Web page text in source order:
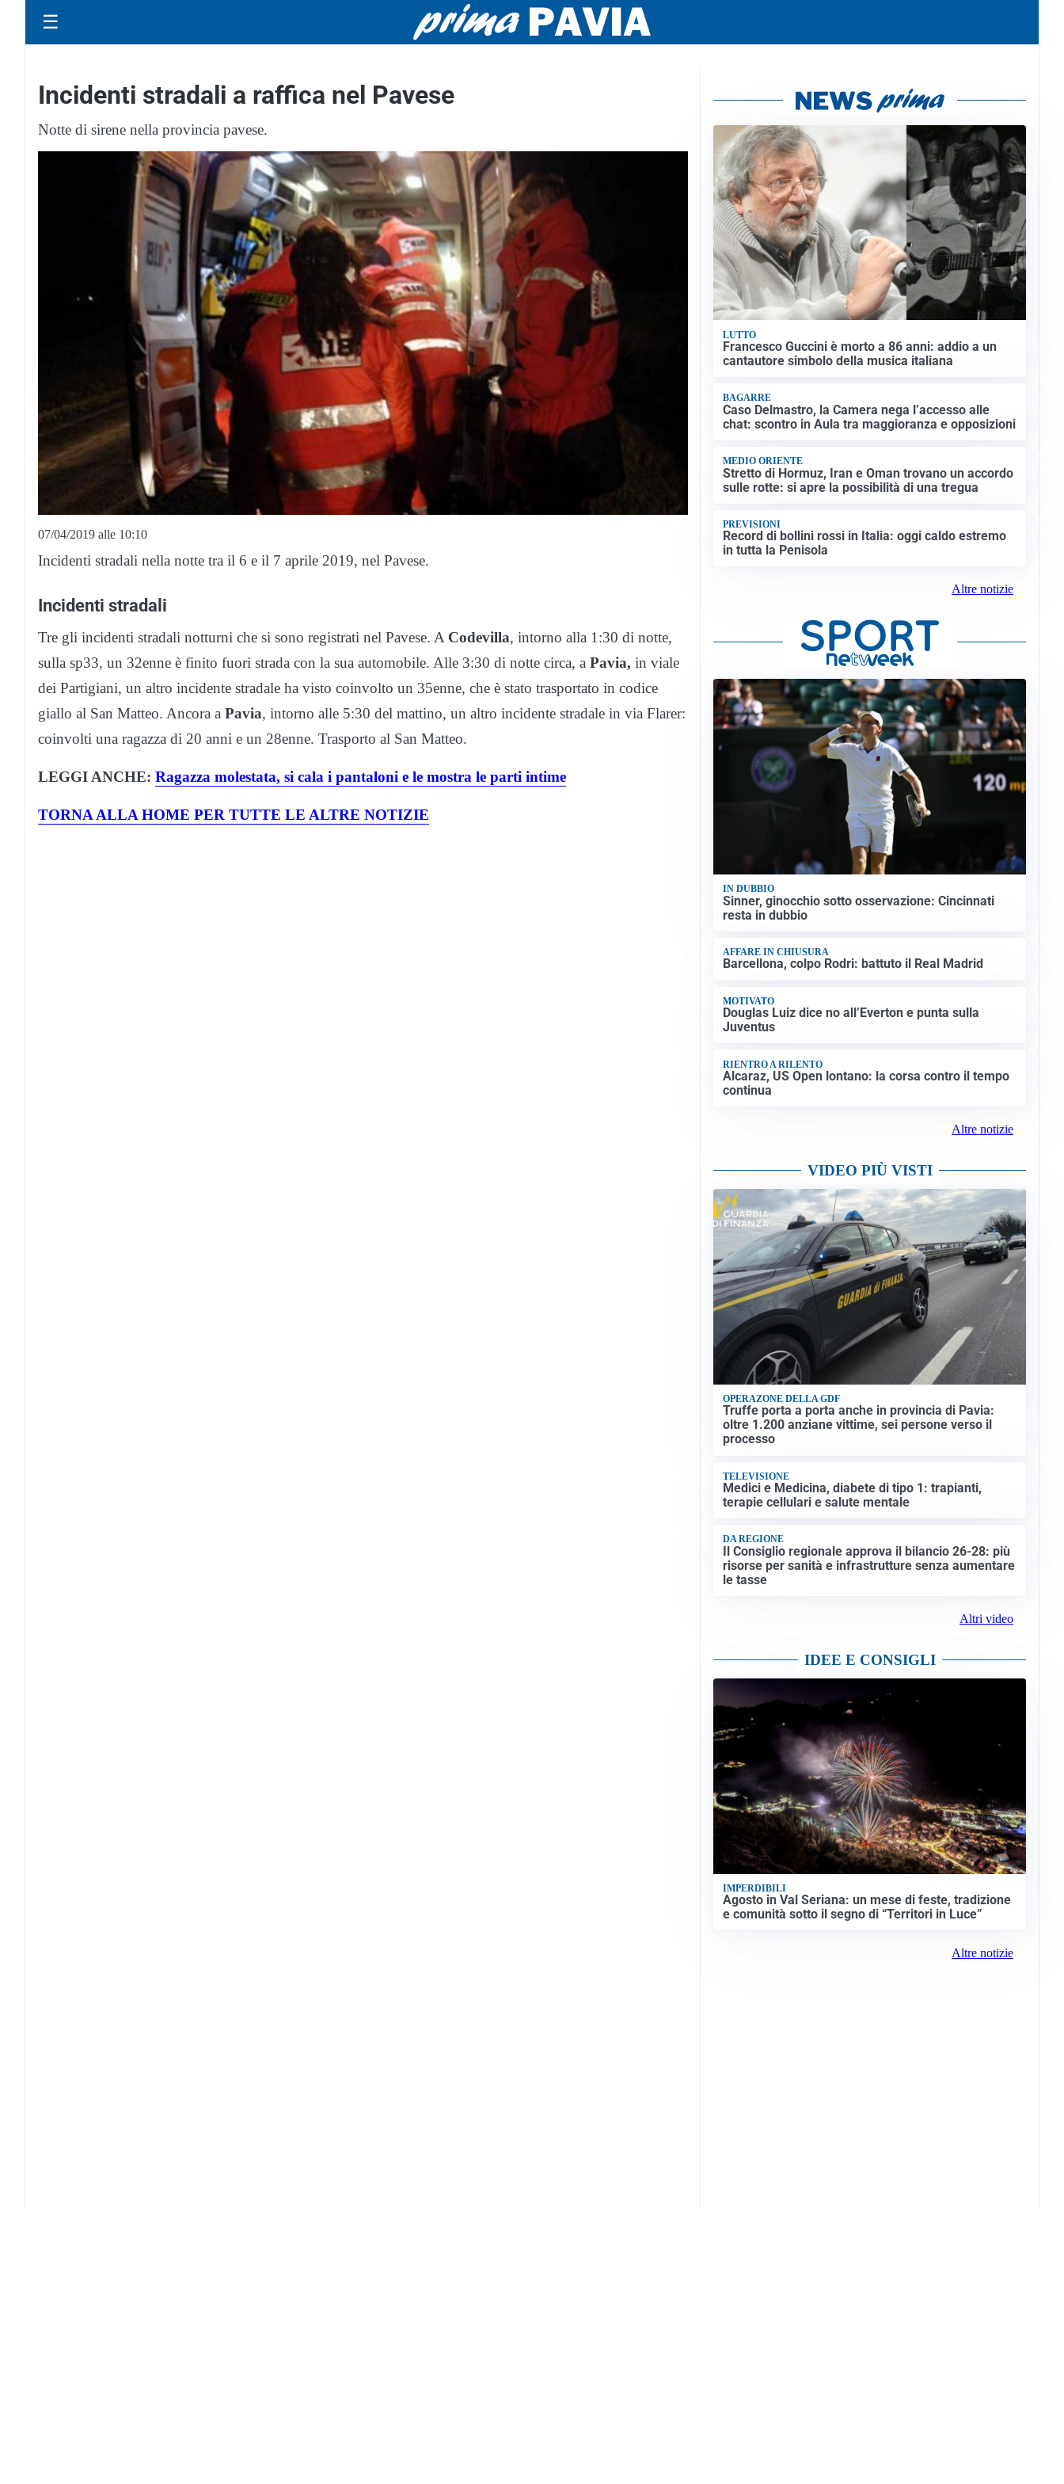
☰
Incidenti stradali a raffica nel Pavese
Notte di sirene nella provincia pavese.
07/04/2019 alle 10:10
Incidenti stradali nella notte tra il 6 e il 7 aprile 2019, nel Pavese.
Incidenti stradali
Tre gli incidenti stradali notturni che si sono registrati nel Pavese. A Codevilla, intorno alla 1:30 di notte,
sulla sp33, un 32enne è finito fuori strada con la sua automobile. Alle 3:30 di notte circa, a Pavia, in viale
dei Partigiani, un altro incidente stradale ha visto coinvolto un 35enne, che è stato trasportato in codice
giallo al San Matteo. Ancora a Pavia, intorno alle 5:30 del mattino, un altro incidente stradale in via Flarer:
coinvolti una ragazza di 20 anni e un 28enne. Trasporto al San Matteo.
LEGGI ANCHE: Ragazza molestata, si cala i pantaloni e le mostra le parti intime
TORNA ALLA HOME PER TUTTE LE ALTRE NOTIZIE
LUTTO
Francesco Guccini è morto a 86 anni: addio a un
cantautore simbolo della musica italiana
BAGARRE
Caso Delmastro, la Camera nega l’accesso alle
chat: scontro in Aula tra maggioranza e opposizioni
MEDIO ORIENTE
Stretto di Hormuz, Iran e Oman trovano un accordo
sulle rotte: si apre la possibilità di una tregua
PREVISIONI
Record di bollini rossi in Italia: oggi caldo estremo
in tutta la Penisola
Altre notizie
IN DUBBIO
Sinner, ginocchio sotto osservazione: Cincinnati
resta in dubbio
AFFARE IN CHIUSURA
Barcellona, colpo Rodri: battuto il Real Madrid
MOTIVATO
Douglas Luiz dice no all’Everton e punta sulla
Juventus
RIENTRO A RILENTO
Alcaraz, US Open lontano: la corsa contro il tempo
continua
Altre notizie
VIDEO PIÙ VISTI
OPERAZONE DELLA GDF
Truffe porta a porta anche in provincia di Pavia:
oltre 1.200 anziane vittime, sei persone verso il
processo
TELEVISIONE
Medici e Medicina, diabete di tipo 1: trapianti,
terapie cellulari e salute mentale
DA REGIONE
Il Consiglio regionale approva il bilancio 26-28: più
risorse per sanità e infrastrutture senza aumentare
le tasse
Altri video
IDEE E CONSIGLI
IMPERDIBILI
Agosto in Val Seriana: un mese di feste, tradizione
e comunità sotto il segno di “Territori in Luce”
Altre notizie